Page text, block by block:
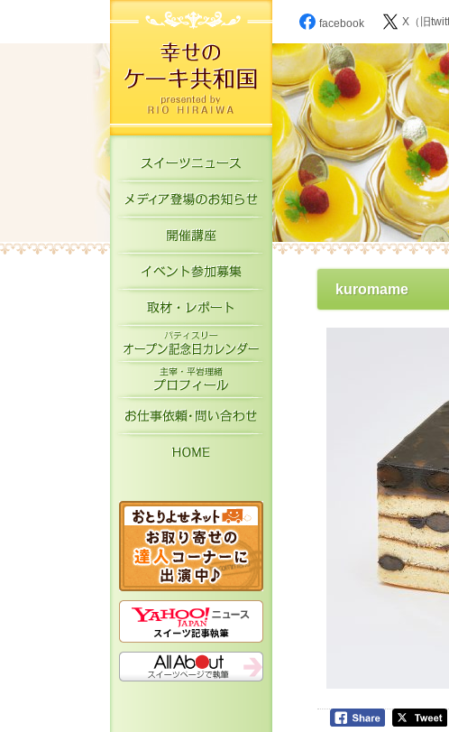
スイーツニュース
メディア登場のお知らせ
開催講座
イベント参加募集
お仕事依頼・お問い合わせ
facebook X（旧
kuromame